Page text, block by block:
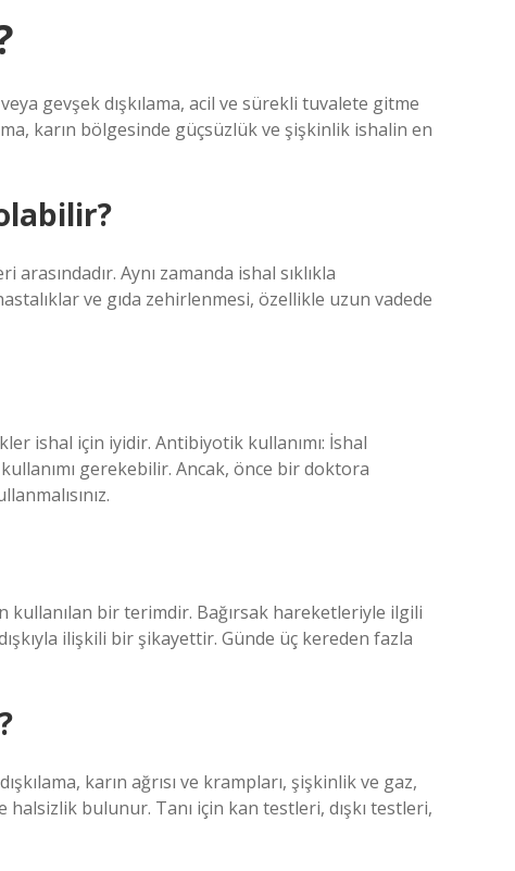
gevşek dışkılama, acil ve sürekli tuvalete gitme
karın bölgesinde güçsüzlük ve şişkinlik ishalin en
Aynı zamanda ishal sıklıkla
ve gıda zehirlenmesi, özellikle uzun vadede
ishal için iyidir. Antibiyotik kullanımı: İshal
gerekebilir. Ancak, önce bir doktora
kullanılan bir terimdir. Bağırsak hareketleriyle ilgili
ilişkili bir şikayettir. Günde üç kereden fazla
karın ağrısı ve krampları, şişkinlik ve gaz,
halsizlik bulunur. Tanı için kan testleri, dışkı testleri,